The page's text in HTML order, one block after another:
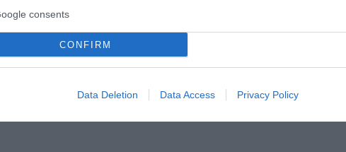
consents
CONFIRM
Data Deletion Data Access Privacy Policy
sich im System der TE hier überhaupt was ändern
Schmerz die einzigen Möglichkeiten darstellen,
spüren?